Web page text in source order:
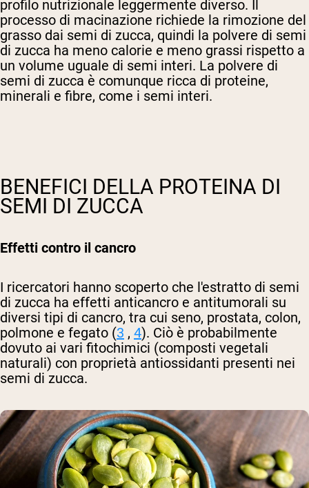
profilo nutrizionale leggermente diverso. Il
processo di macinazione richiede la rimozione del
grasso dai semi di zucca, quindi la polvere di semi
di zucca ha meno calorie e meno grassi rispetto a
un volume uguale di semi interi. La polvere di
semi di zucca è comunque ricca di proteine,
minerali e fibre, come i semi interi.
BENEFICI DELLA PROTEINA DI
SEMI DI ZUCCA
Effetti contro il cancro
I ricercatori hanno scoperto che l'estratto di semi
di zucca ha effetti anticancro e antitumorali su
diversi tipi di cancro, tra cui seno, prostata, colon,
polmone e fegato (3 , 4). Ciò è probabilmente
dovuto ai vari fitochimici (composti vegetali
naturali) con proprietà antiossidanti presenti nei
semi di zucca.